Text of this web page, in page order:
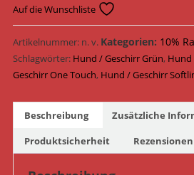
Softline
Elegance
One
Touch
Geschirr
11655
11695
/
Lila/Grün
Auf die Wunschliste
Artikelnummer: n. v. Kategorien: 10%
Schlagwörter: Hund / Geschirr Grün, Hund
Geschirr One Touch, Hund / Geschirr
Beschreibung
Zusätzliche
Produktsicherheit
Rezensionen